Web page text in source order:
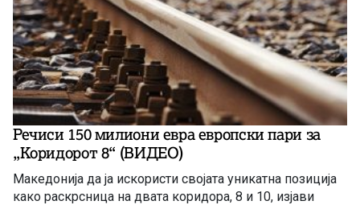
Речиси 150 милиони евра европски пари за
„Коридорот 8“ (ВИДЕО)
Македонија да ја искористи својата уникатна позиција
како раскрсница на двата коридора, 8 и 10, изјави